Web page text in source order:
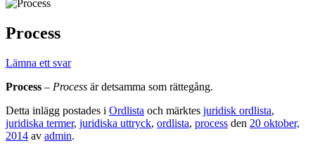
Process
Lämna ett svar
Process – Process är detsamma som rättegång.
Detta inlägg postades i Ordlista och märktes juridisk ordlista,
juridiska termer, juridiska uttryck, ordlista, process den 20 oktober,
2014 av admin.